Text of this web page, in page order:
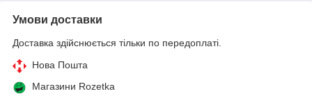
Умови доставки
Доставка здійснюється тільки по передоплаті.
Нова Пошта
Магазини Rozetka